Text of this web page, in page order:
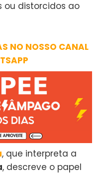
ou distorcidos ao
NO NOSSO CANAL
, que interpreta a
, descreve o papel